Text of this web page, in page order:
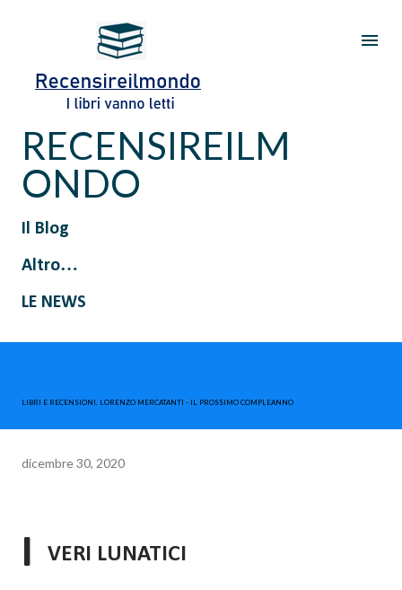
Passa ai contenuti principali
RECENSIREILM
ONDO
Il Blog
Altro…
LE NEWS
LIBRI E RECENSIONI. LORENZO MERCATANTI - IL PROSSIMO COMPLEANNO
dicembre 30, 2020
I VERI LUNATICI